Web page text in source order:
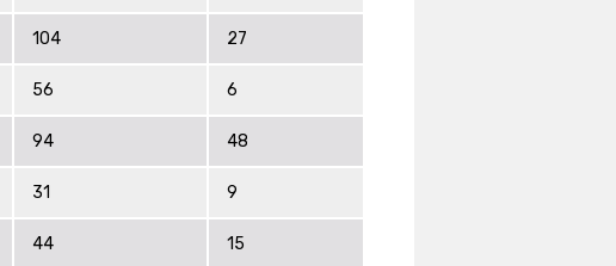
104 27
56 6
94 48
31 9
44 15